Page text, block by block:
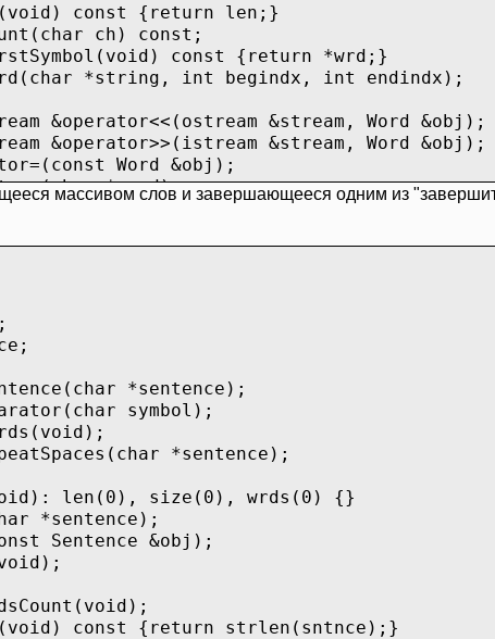
const {return len;}
ch) const;
const {return *wrd;}
*string, int begindx, int endindx);
&operator<<(ostream &stream, Word &obj);
&operator>>(istream &stream, Word &obj);
Word &obj);
*word);
массивом слов и завершающееся одним из
*sentence);
symbol);
*sentence);
len(0), size(0), wrds(0) {}
*sentence);
Sentence &obj);
const {return strlen(sntnce);}